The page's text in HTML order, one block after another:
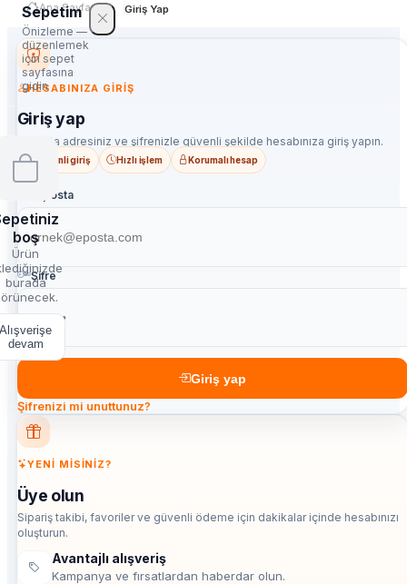
Sepetim
Önizleme —
düzenlemek
için sepet
sayfasına
gidin
boş
Ürün
burada
Alışverişe
devam
Ana Sayfa Giriş Yap
HESABINIZA GIRIŞ
Giriş yap
E-posta adresiniz ve şifrenizle güvenli şekilde hesabınıza giriş yapın.
Güvenli giriş Hızlı işlem Korumalı hesap
E-posta
Şifre
Giriş yap
Şifrenizi mi unuttunuz?
YENI MISINIZ?
Üye olun
Sipariş takibi, favoriler ve güvenli ödeme için dakikalar içinde hesabınızı
oluşturun.
Avantajlı alışveriş
Kampanya ve fırsatlardan haberdar olun.